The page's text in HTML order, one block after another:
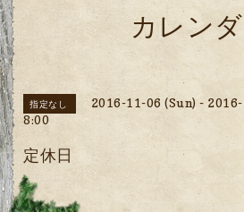
カレン
指定なし
2016-11-06 (Sun) -
8:00
定休日